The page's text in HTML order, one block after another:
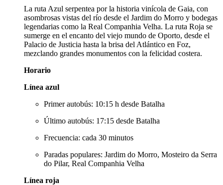
La ruta Azul serpentea por la historia vinícola de Gaia, con
asombrosas vistas del río desde el Jardim do Morro y bodegas
legendarias como la Real Companhia Velha. La ruta Roja se
sumerge en el encanto del viejo mundo de Oporto, desde el
Palacio de Justicia hasta la brisa del Atlántico en Foz,
mezclando grandes monumentos con la felicidad costera.
Horario
Línea azul
Primer autobús: 10:15 h desde Batalha
Último autobús: 17:15 desde Batalha
Frecuencia: cada 30 minutos
Paradas populares: Jardim do Morro, Mosteiro da Serra
do Pilar, Real Companhia Velha
Línea roja